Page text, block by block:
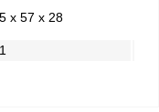
x 57 x 28